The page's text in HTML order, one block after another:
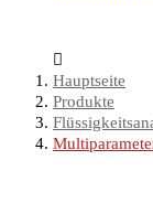
Hauptseite
Produkte